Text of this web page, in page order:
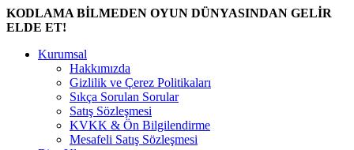
KODLAMA BİLMEDEN OYUN DÜNYASINDAN GELİR
ELDE ET!
Kurumsal
Hakkımızda
Gizlilik ve Çerez Politikaları
Sıkça Sorulan Sorular
Satış Sözleşmesi
KVKK & Ön Bilgilendirme
Mesafeli Satış Sözleşmesi